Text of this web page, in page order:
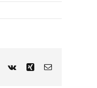
Pinterest
Vk Xing Correo